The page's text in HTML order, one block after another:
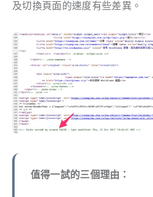
及切換頁面的速度有些差異。
值得一試的三個理由：